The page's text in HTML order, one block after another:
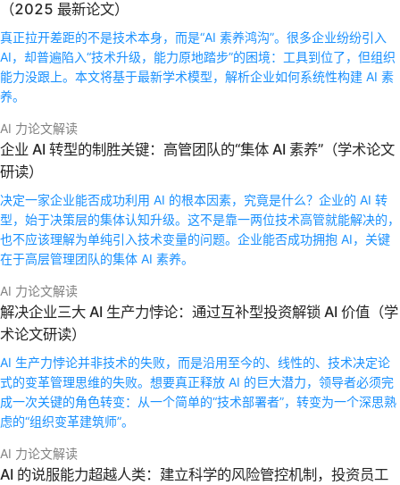
（2025 最新论文）
真正拉开差距的不是技术本身，而是“AI 素养鸿沟”。很多企业纷纷引入
AI，却普遍陷入“技术升级，能力原地踏步”的困境：工具到位了，但组织
能力没跟上。本文将基于最新学术模型，解析企业如何系统性构建 AI 素
养。
AI 力论文解读
企业 AI 转型的制胜关键：高管团队的“集体 AI 素养”（学术论文
研读）
决定一家企业能否成功利用 AI 的根本因素，究竟是什么？企业的 AI 转
型，始于决策层的集体认知升级。这不是靠一两位技术高管就能解决的，
也不应该理解为单纯引入技术变量的问题。企业能否成功拥抱 AI，关键
在于高层管理团队的集体 AI 素养。
AI 力论文解读
解决企业三大 AI 生产力悖论：通过互补型投资解锁 AI 价值（学
术论文研读）
AI 生产力悖论并非技术的失败，而是沿用至今的、线性的、技术决定论
式的变革管理思维的失败。想要真正释放 AI 的巨大潜力，领导者必须完
成一次关键的角色转变：从一个简单的“技术部署者”，转变为一个深思熟
虑的“组织变革建筑师”。
AI 力论文解读
AI 的说服能力超越人类：建立科学的风险管控机制，投资员工